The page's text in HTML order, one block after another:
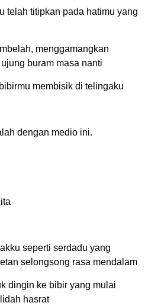
telah titipkan pada hatimu yang
menggamangkan
buram masa nanti
membisik di telingaku
dengan medio ini.
seperti serdadu yang
selongsong rasa mendalam
dingin ke bibir yang mulai
hasrat